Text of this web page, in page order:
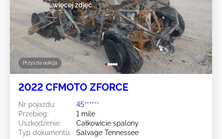
Przyszła aukcja
więcej zdjęć
2022 CFMOTO ZFORCE
Nr pojazdu:
45******
Przebieg:
1 mile
Uszkodzenie:
Całkowicie spalony
Typ dokumentu:
Salvage Tennessee